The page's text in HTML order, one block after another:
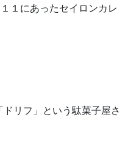
１にあったセイロンカレ
リフ」という駄菓子屋さ